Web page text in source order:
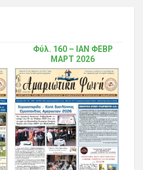
Φύλ. 160 – ΙΑΝ ΦΕΒΡ
ΜΑΡΤ 2026